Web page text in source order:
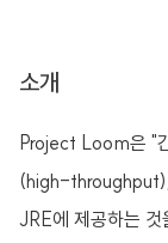
소개
Project Loom은 "
(high-
JRE에 제공하는